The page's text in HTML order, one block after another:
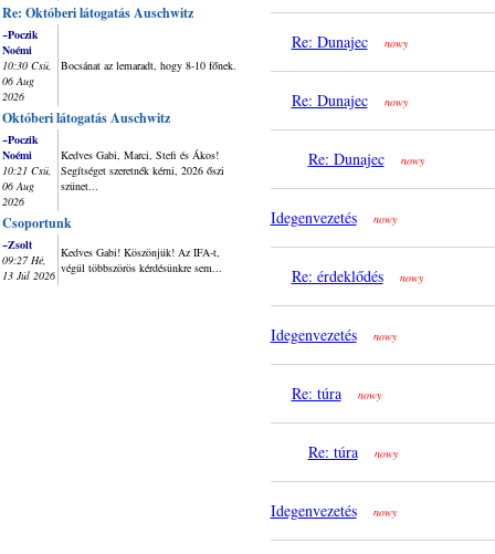
Re: Októberi látogatás Auschwitz
~Poczik
Noémi
10:30 Csü,
06 Aug
2026
Bocsánat az lemaradt, hogy 8-10 főnek.
Októberi látogatás Auschwitz
~Poczik
Noémi
10:21 Csü,
06 Aug
2026
Kedves Gabi, Marci, Stefi és Ákos!
Segítséget szeretnék kérni, 2026 őszi
szünet...
Csoportunk
~Zsolt
09:27 Hé,
13 Júl 2026
Kedves Gabi! Köszönjük! Az IFA-t,
végül többszörös kérdésünkre sem...
Re: Dunajec nowy
Re: Dunajec nowy
Re: Dunajec nowy
Idegenvezetés nowy
Re: érdeklődés nowy
Idegenvezetés nowy
Re: túra nowy
Re: túra nowy
Idegenvezetés nowy